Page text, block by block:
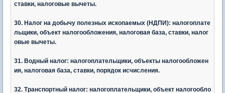
ставки, налоговые вычеты.
30. Налог на добычу полезных ископаемых (НДПИ): налогоплате
льщики, объект налогообложения, налоговая база, ставки, налог
овые вычеты.
31. Водный налог: налогоплательщики, объекты налогообложен
ия, налоговая база, ставки, порядок исчисления.
32. Транспортный налог: налогоплательщики, объект налогообло